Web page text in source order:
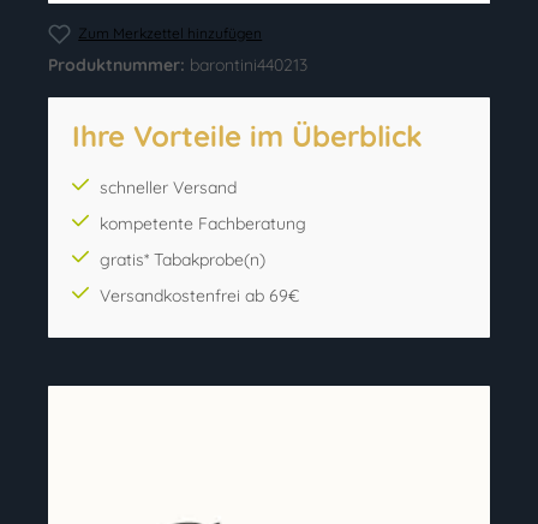
Zum Merkzettel hinzufügen
Produktnummer: barontini440213
Ihre Vorteile im Überblick
schneller Versand
kompetente Fachberatung
gratis* Tabakprobe(n)
Versandkostenfrei ab 69€